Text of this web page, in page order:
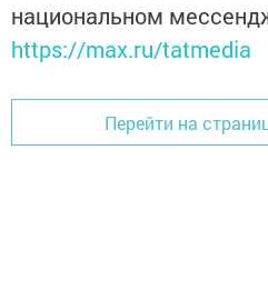
национальном
https://max.ru/tatmedia
Перейти на